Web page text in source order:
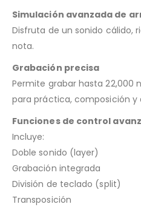
Simulación avanzada de
Disfruta de un sonido cálido,
nota.
Grabación precisa
Permite grabar hasta 22,000
para práctica, composición y
Funciones de control
Incluye:
Doble sonido (layer)
Grabación integrada
División de teclado (split)
Transposición